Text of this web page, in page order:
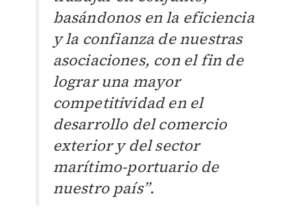
basándonos en la eficiencia
y la confianza de nuestras
asociaciones, con el fin de
lograr una mayor
competitividad en el
desarrollo del comercio
exterior y del sector
marítimo-portuario de
nuestro país”.